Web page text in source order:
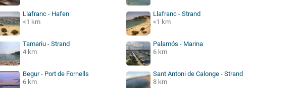
Llafranc - Hafen
<1 km
Llafranc - Strand
<1 km
Tamariu - Strand
4 km
Palamós - Marina
6 km
Begur - Port de Fornells
6 km
Sant Antoni de Calonge - Strand
8 km